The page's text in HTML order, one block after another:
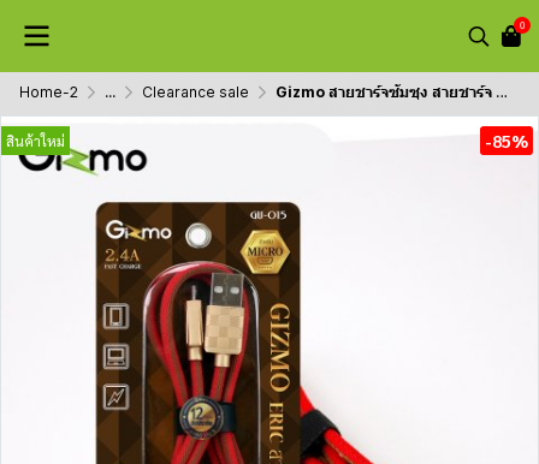
0
Home-2 ... Clearance sale Gizmo สายชาร์จซัมซุง สายชาร์จ micro ผ้าถัก รุ่น ERIC GU-015
สินค้าใหม่ -85%